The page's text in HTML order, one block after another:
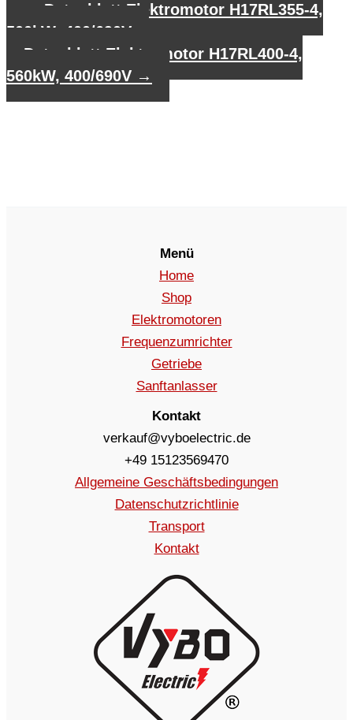
Datenblatt Elektromotor H17RL355-4,
500kW, 400/690V
Datenblatt Elektromotor H17RL400-4,
560kW, 400/690V →
Menü
Home
Shop
Elektromotoren
Frequenzumrichter
Getriebe
Sanftanlasser
Kontakt
verkauf@vyboelectric.de
+49 15123569470
Allgemeine Geschäftsbedingungen
Datenschutzrichtlinie
Transport
Kontakt